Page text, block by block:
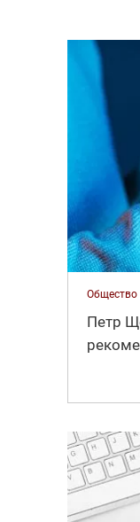
Общество
Петр